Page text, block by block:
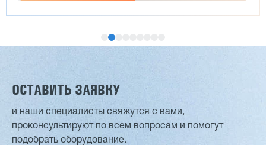
Двухсторонний шипорез MX6015
ОСТАВИТЬ ЗАЯВКУ
и наши специалисты свяжутся с вами,
проконсультируют по всем вопросам и помогут
подобрать оборудование.